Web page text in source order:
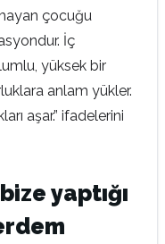
çocuğu
İç
yüksek bir
anlam yükler.
aşar.” ifadelerini
yaptığı